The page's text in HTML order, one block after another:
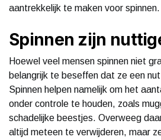
aantrekkelijk te maken voor spinnen.
Spinnen zijn
Hoewel veel mensen spinnen niet
belangrijk te beseffen dat ze een
Spinnen helpen namelijk om het
onder controle te houden, zoals
schadelijke beestjes. Overweeg
altijd meteen te verwijderen, maar